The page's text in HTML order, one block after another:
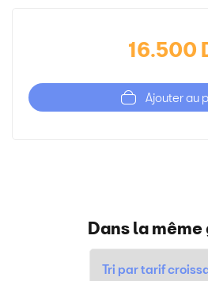
16.500
Ajouter au
Dans la